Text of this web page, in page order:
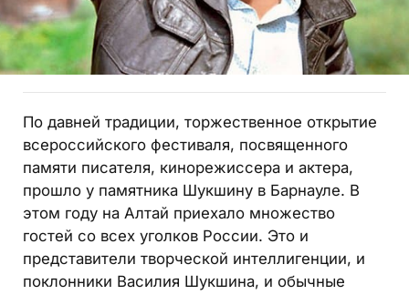
По давней традиции, торжественное открытие
всероссийского фестиваля, посвященного
памяти писателя, кинорежиссера и актера,
прошло у памятника Шукшину в Барнауле. В
этом году на Алтай приехало множество
гостей со всех уголков России. Это и
представители творческой интеллигенции, и
поклонники Василия Шукшина, и обычные